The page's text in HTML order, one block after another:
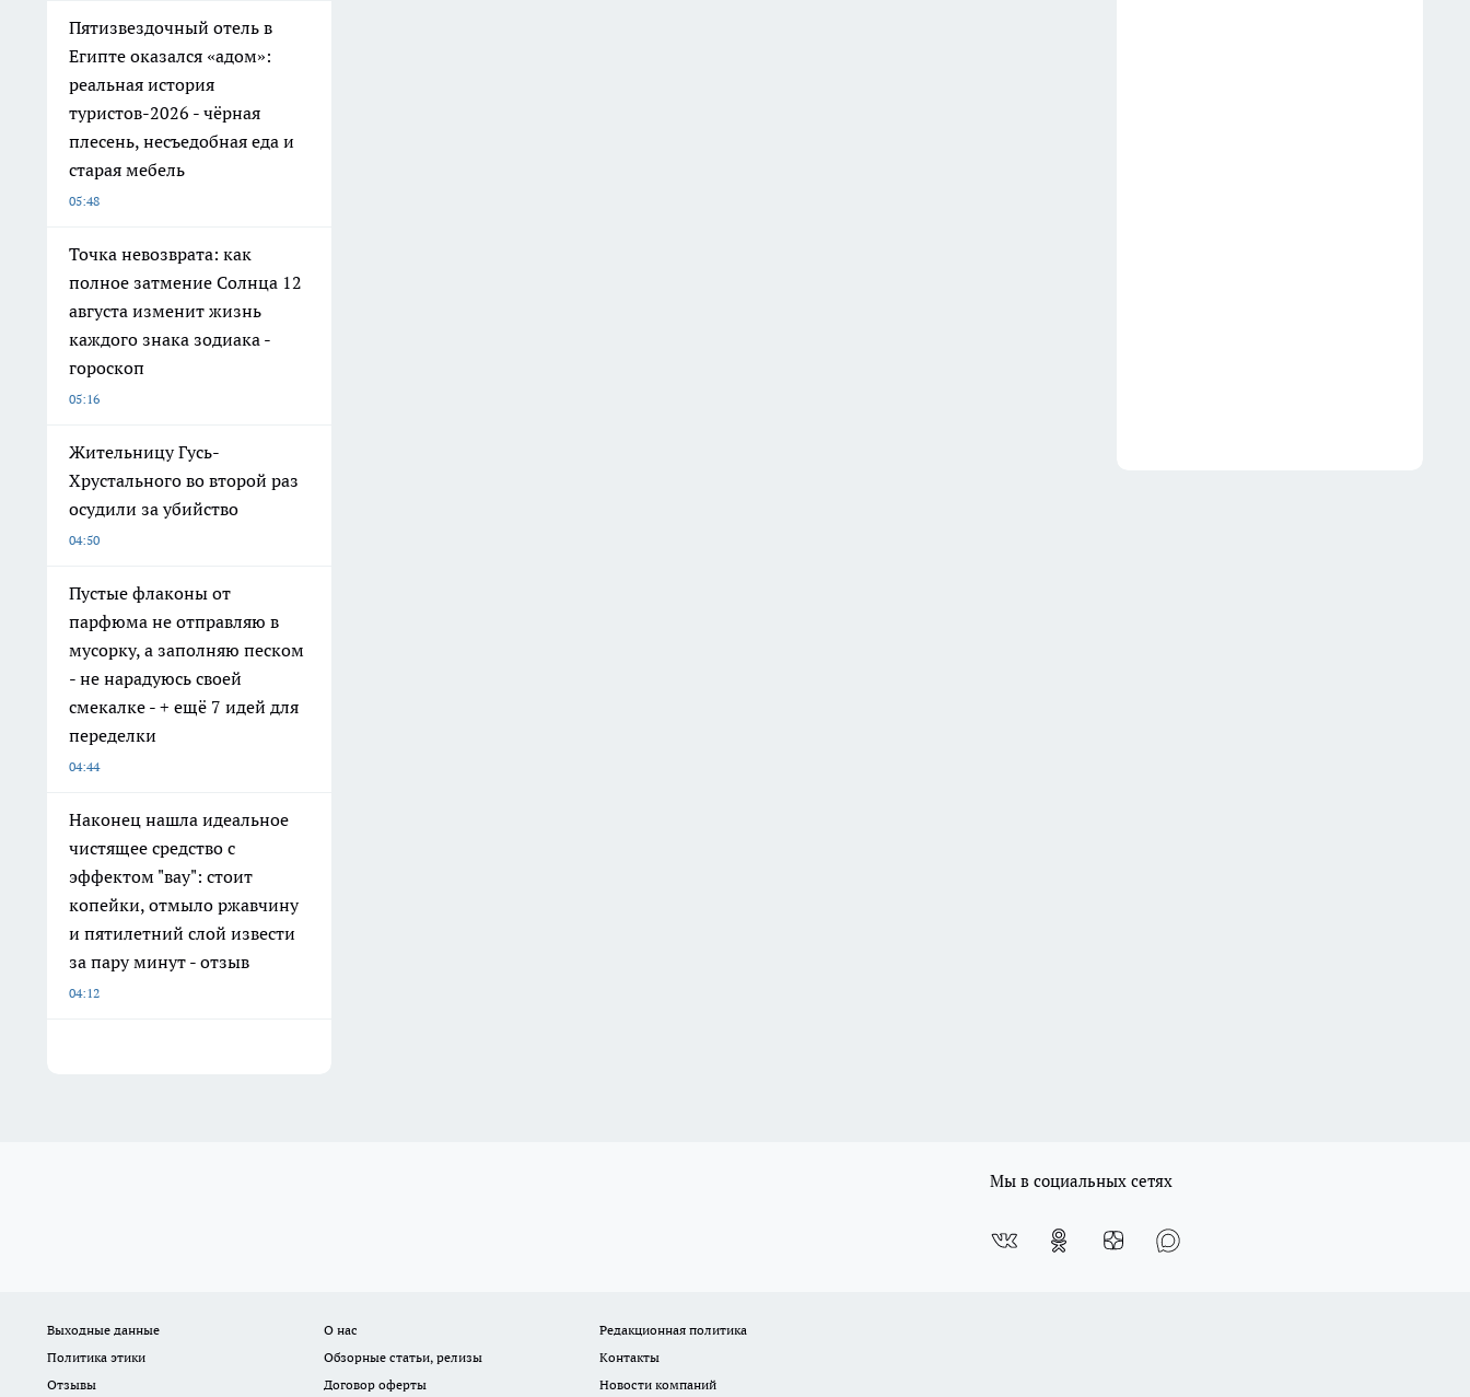
Пятизвездочный отель в
Египте оказался «адом»:
реальная история
туристов-2026 - чёрная
плесень, несъедобная еда и
старая мебель
05:48
Точка невозврата: как
полное затмение Солнца 12
августа изменит жизнь
каждого знака зодиака -
гороскоп
05:16
Жительницу Гусь-
Хрустального во второй раз
осудили за убийство
04:50
Пустые флаконы от
парфюма не отправляю в
мусорку, а заполняю песком
- не нарадуюсь своей
смекалке - + ещё 7 идей для
переделки
04:44
Наконец нашла идеальное
чистящее средство с
эффектом "вау": стоит
копейки, отмыло ржавчину
и пятилетний слой извести
за пару минут - отзыв
04:12
Мы в социальных сетях
Выходные данные О нас
Редакционная политика
Политика этики
Обзорные статьи, релизы
Контакты
Отзывы
Договор оферты Новости компаний